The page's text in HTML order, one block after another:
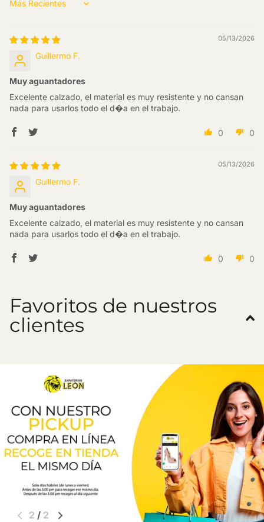
Sort by
05/13/2026
Guillermo F.
Muy aguantadores
Excelente calzado, el material es muy resistente y no cansan
nada para usarlos todo el d�a en el trabajo.
0 0
05/13/2026
Guillermo F.
Muy aguantadores
Excelente calzado, el material es muy resistente y no cansan
nada para usarlos todo el d�a en el trabajo.
0 0
Favoritos de nuestros
clientes
1 / 2